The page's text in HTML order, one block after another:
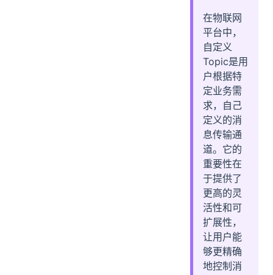
在物联网
平台中，
自定义
Topic是用
户根据特
定业务需
求，自己
定义的消
息传输通
道。它的
重要性在
于提供了
更高的灵
活性和可
扩展性，
让用户能
够更精确
地控制消